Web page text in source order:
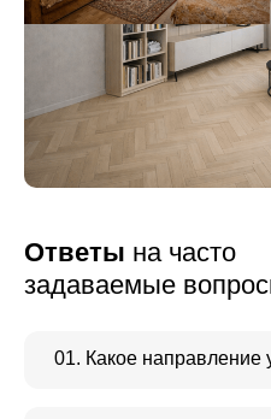
Ответы на часто
задаваемые
01. Какое направление